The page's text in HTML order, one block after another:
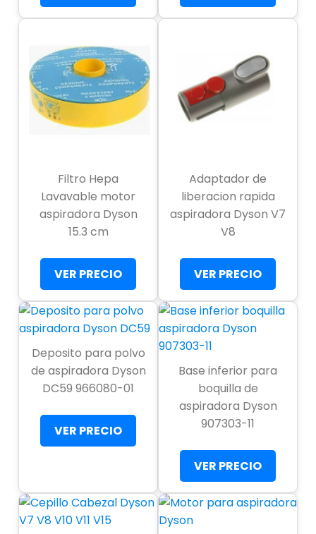
Filtro Hepa
Lavavable motor
aspiradora Dyson
15.3 cm
VER PRECIO
Adaptador de
liberacion rapida
aspiradora Dyson V7
V8
VER PRECIO
Deposito para polvo
de aspiradora Dyson
DC59 966080-01
VER PRECIO
Base inferior para
boquilla de
aspiradora Dyson
907303-11
VER PRECIO